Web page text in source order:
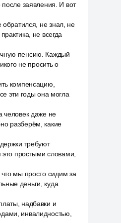
заявления. И вот
не знал, не
не всегда
пенсию. Каждый
не просить о
компенсацию,
эти годы она могла
человек даже не
разберём, какие
требуют
простыми словами,
мы просто сидим за
деньги, куда
надбавки и
инвалидностью,